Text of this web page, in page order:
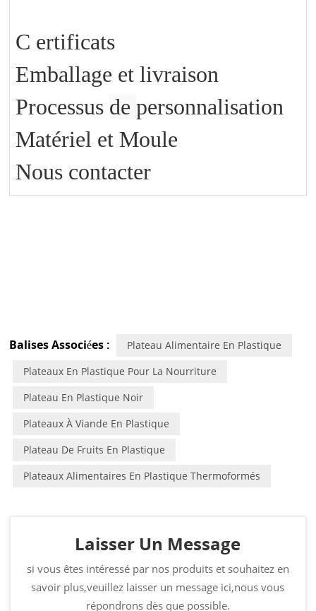
C ertificats
Emballage et livraison
Processus depersonnalisation
Matériel et Moule
Nous contacter
Balises Associées :
Plateau Alimentaire En Plastique
Plateaux En Plastique Pour La Nourriture
Plateau En Plastique Noir
Plateaux À Viande En Plastique
Plateau De Fruits En Plastique
Plateaux Alimentaires En Plastique Thermoformés
Laisser Un Message
si vous êtes intéressé par nos produits et souhaitez en
savoir plus,veuillez laisser un message ici,nous vous
répondrons dès que possible.